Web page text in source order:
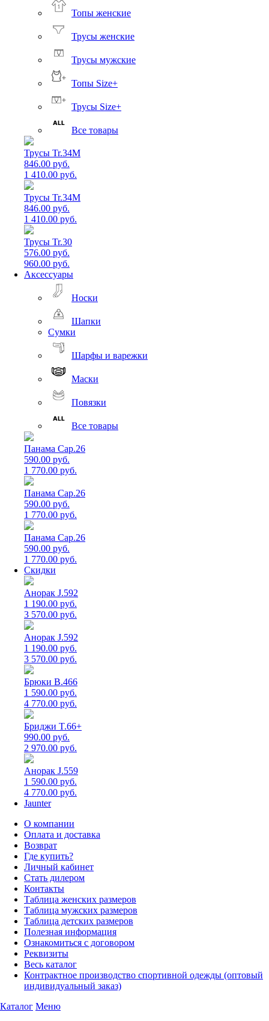
Топы женские
Трусы женские
Трусы мужские
Топы Size+
Трусы Size+
Все товары
Трусы Tr.34M
846.00 руб.
1 410.00 руб.
Трусы Tr.34M
846.00 руб.
1 410.00 руб.
Трусы Tr.30
576.00 руб.
960.00 руб.
Аксессуары
Носки
Шапки
Сумки
Шарфы и варежки
Маски
Повязки
Все товары
Панама Cap.26
590.00 руб.
1 770.00 руб.
Панама Cap.26
590.00 руб.
1 770.00 руб.
Панама Cap.26
590.00 руб.
1 770.00 руб.
Скидки
Анорак J.592
1 190.00 руб.
3 570.00 руб.
Анорак J.592
1 190.00 руб.
3 570.00 руб.
Брюки B.466
1 590.00 руб.
4 770.00 руб.
Бриджи T.66+
990.00 руб.
2 970.00 руб.
Анорак J.559
1 590.00 руб.
4 770.00 руб.
Jaunter
О компании
Оплата и доставка
Возврат
Где купить?
Личный кабинет
Стать дилером
Контакты
Таблица женских размеров
Таблица мужских размеров
Таблица детских размеров
Полезная информация
Ознакомиться с договором
Реквизиты
Весь каталог
Контрактное производство спортивной одежды (оптовый
индивидуальный заказ)
Каталог Меню